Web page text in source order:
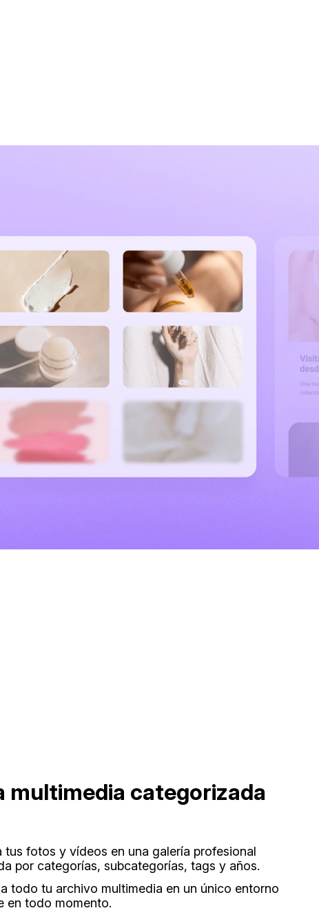
multimedia categorizada
tus fotos y vídeos en una galería profesional
por categorías, subcategorías, tags y años.
todo tu archivo multimedia en un único entorno
en todo momento.